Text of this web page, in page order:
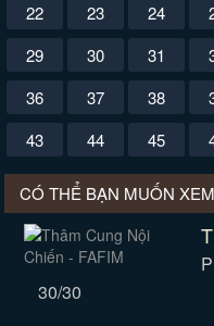
22
23 24
29
30 31
36
37 38
43
44 45
CÓ THỂ BẠN MUỐN XEM
30/30